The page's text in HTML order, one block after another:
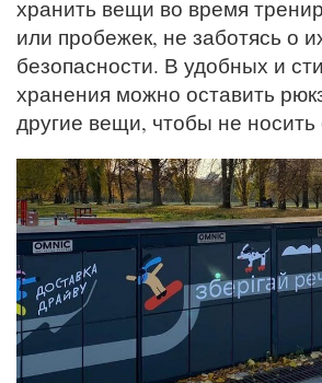
хранить вещи во время
или пробежек, не заботясь о
безопасности. В удобных и
хранения можно оставить
другие вещи, чтобы не носить